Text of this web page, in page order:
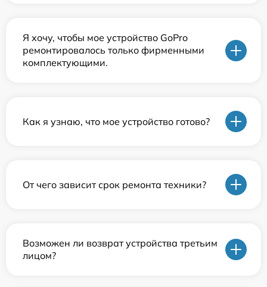
Я хочу, чтобы мое устройство GoPro
ремонтировалось только фирменными
комплектующими.
Как я узнаю, что мое устройство готово?
От чего зависит срок ремонта техники?
Возможен ли возврат устройства третьим
лицом?